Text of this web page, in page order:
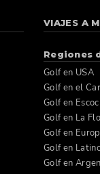
VIAJES A
Regiones
Golf en USA
Golf en el
Golf en
Golf en La
Golf en
Golf en
Golf en